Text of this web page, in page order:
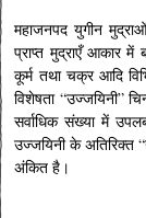
महाजनपद युगीन
प्राप्त मुद्राएँ आकार
कूर्म तथा चक्र आदि
विशेषता “उज्जयिनी”
सर्वाधिक संख्या में
उज्जयिनी के अतिरिक्त
अंकित है।